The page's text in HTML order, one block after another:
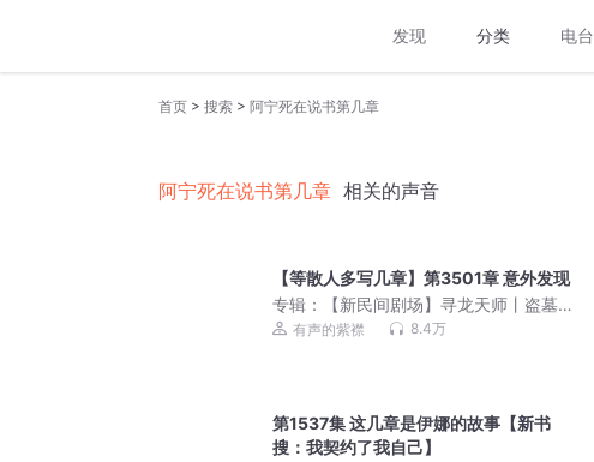
发现 分类 电台
首页 > 搜索 > 阿宁死在说书第几章
阿宁死在说书第几章 相关的声音
【等散人多写几章】第3501章 意外发现
专辑：
【新民间剧场】寻龙天师丨盗墓
礼官地府索命（摸金天师作者新作）阴
有声的紫襟 8.4万
第1537集 这几章是伊娜的故事【新书
搜：我契约了我自己】